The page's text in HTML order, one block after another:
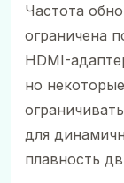
Частота
ограничена
HDMI-
но
для
плавность